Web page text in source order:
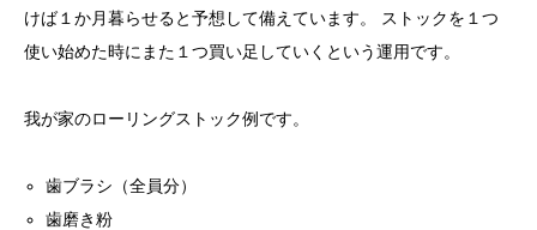
けば１か月暮らせると予想して備えています。 ストックを１つ
使い始めた時にまた１つ買い足していくという運用です。
我が家のローリングストック例です。
歯ブラシ（全員分）
歯磨き粉